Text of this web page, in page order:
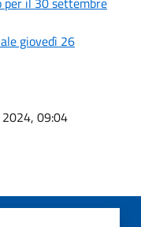
giovedì 26
09:04